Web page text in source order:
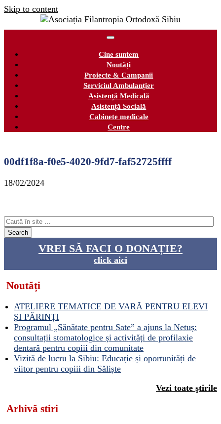
Skip to content
Cine suntem
Noutăți
Proiecte & Campanii
Serviciul Ambulanțier
Asistență Medicală
Asistență Socială
Cabinete medicale
Centre
00df1f8a-f0e5-4020-9fd7-faf52725ffff
18/02/2024
VREI SĂ FACI O DONAȚIE?
click aici
Noutăți
ATELIERE TEMATICE DE VARĂ PENTRU ELEVI
ȘI PĂRINȚI
Programul „Sănătate pentru Sate” a ajuns la Netuș:
consultații stomatologice și activități de profilaxie
dentară pentru copiii din comunitate
Vizită de lucru la Sibiu: Educație și oportunități de
viitor pentru copiii din Săliște
Vezi toate ştirile
Arhivă stiri